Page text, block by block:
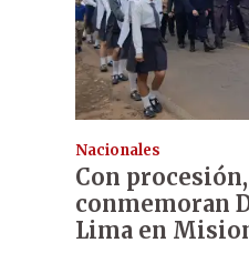
Nacionales
Con
conmemoran
Lima en